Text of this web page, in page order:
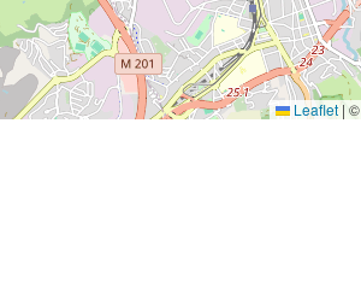
Leaflet | ©